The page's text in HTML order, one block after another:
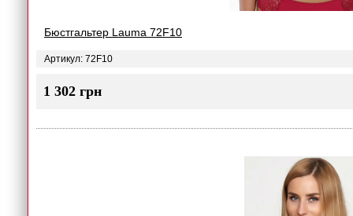
Бюстгальтер Lauma 72F10
Артикул: 72F10
1 302 грн